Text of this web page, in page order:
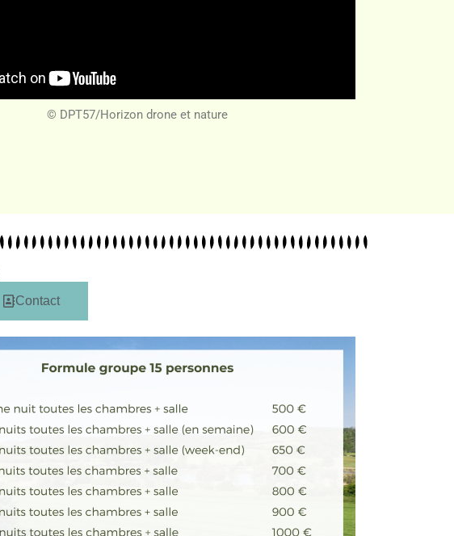
© DPT57/Horizon drone et nature
Contact